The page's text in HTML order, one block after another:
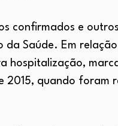
confirmados e outros
Saúde. Em
hospitalização,
2015, quando foram